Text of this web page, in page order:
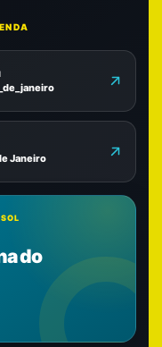
Janeiro
do